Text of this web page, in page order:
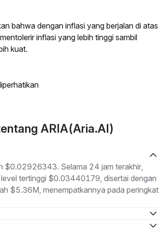
bahwa dengan inflasi yang berjalan di atas
inflasi yang lebih tinggi sambil
kuat.
ARIA(Aria.AI)
$0.02926343. Selama 24 jam terakhir,
tertinggi $0.03440179, disertai dengan
$5.36M, menempatkannya pada peringkat